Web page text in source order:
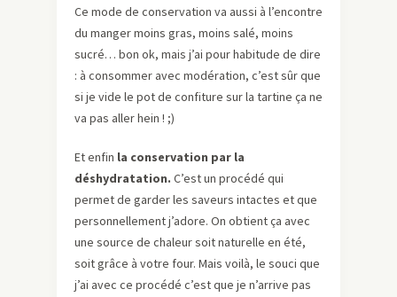
Ce mode de conservation va aussi à l’encontre
du manger moins gras, moins salé, moins
sucré… bon ok, mais j’ai pour habitude de dire
: à consommer avec modération, c’est sûr que
si je vide le pot de confiture sur la tartine ça ne
va pas aller hein ! ;)
Et enfin la conservation par la
déshydratation. C’est un procédé qui
permet de garder les saveurs intactes et que
personnellement j’adore. On obtient ça avec
une source de chaleur soit naturelle en été,
soit grâce à votre four. Mais voilà, le souci que
j’ai avec ce procédé c’est que je n’arrive pas